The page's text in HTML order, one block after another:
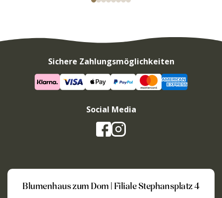
gewählt
werden
Sichere Zahlungsmöglichkeiten
Social Media
Blumenhaus zum Dom | Filiale Stephansplatz 4